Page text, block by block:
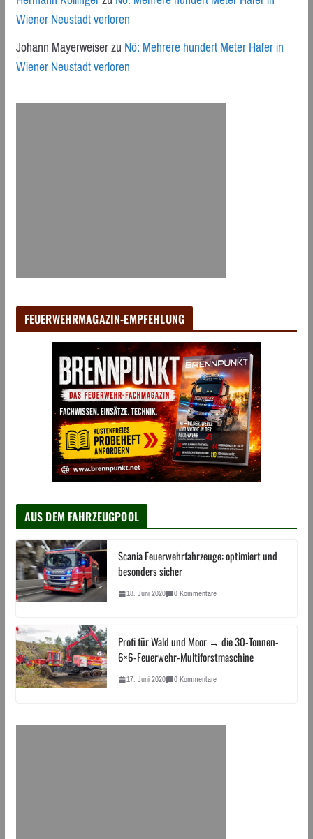
Wiener Neustadt verloren
Johann MayerweiserzuNö: Mehrere hundert Meter Hafer in
Wiener Neustadt verloren
FEUERWEHRMAGAZIN-EMPFEHLUNG
AUS DEM FAHRZEUGPOOL
Scania Feuerwehrfahrzeuge: optimiert und
besonders sicher
18. Juni 2020 0 Kommentare
Profi für Wald und Moor → die 30-Tonnen-
6×6-Feuerwehr-Multiforstmaschine
17. Juni 2020 0 Kommentare